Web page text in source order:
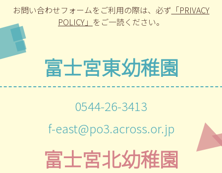
お問い合わせフォームをご利用の際は、 必ず 「PRIVACY
POLICY」 をご一読ください。
富士宮東幼稚園
0544-26-3413
f-east@po3.across.or.jp
富士宮北幼稚園